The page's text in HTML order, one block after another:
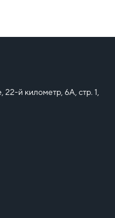
й километр, 6А, стр. 1,